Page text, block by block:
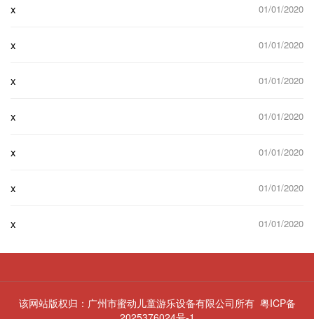
x 01/01/2020
x 01/01/2020
x 01/01/2020
x 01/01/2020
x 01/01/2020
x 01/01/2020
x 01/01/2020
该网站版权归：广州市蜜动儿童游乐设备有限公司所有 粤ICP备